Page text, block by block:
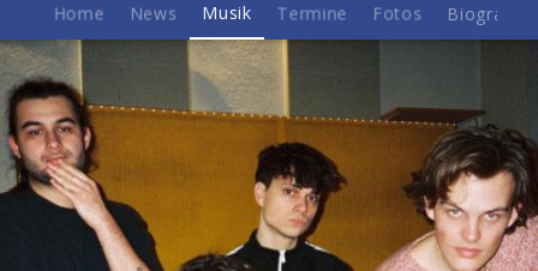
dich
Home News Musik Termine Fotos Biografie